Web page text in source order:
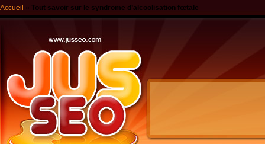
Accueil » Tout savoir sur le syndrome d’alcoolisation fœtale